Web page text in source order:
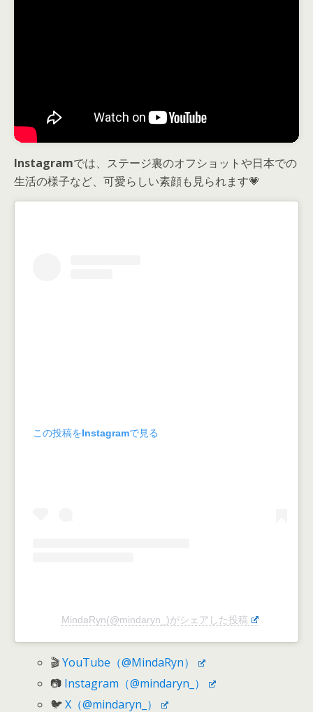
Instagramでは、ステージ裏のオフショットや日本での
生活の様子など、可愛らしい素顔も見られます💗
この投稿をInstagramで見る
MindaRyn(@mindaryn_)がシェアした投稿
🎬YouTube（@MindaRyn）
📷 Instagram（@mindaryn_）
🐦X（@mindaryn_）